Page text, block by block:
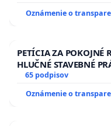
Oznámenie o
PETÍCIA ZA POKOJNÉ
HLUČNÉ STAVEBNÉ
13.00 HOD., CEZ
ĎUMBIERSKEJ/MAGU
65 podpisov
Oznámenie o